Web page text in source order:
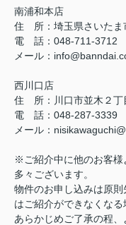
南浦和本店
住 所： 埼玉県さいた
電 話：048-711-3712
メール：
西川口店
住 所： 川口市並木２丁
電 話：048-287-3339
メール ：
※ご紹介中に他のお客様
多々ございます。
物件のお申し込みは原
はご紹介ができなくなる
あらかじめご了承の程、